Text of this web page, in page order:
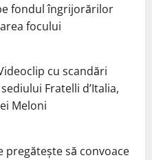
fondul îngrijorărilor
focului
cu scandări
Fratelli d’Italia,
Meloni
pregăteşte să convoace